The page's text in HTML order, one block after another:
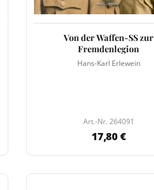
Von der Waffen-SS zur
Fremdenlegion
Hans-Karl Erlewein
Art.-Nr. 264091
17,80 €